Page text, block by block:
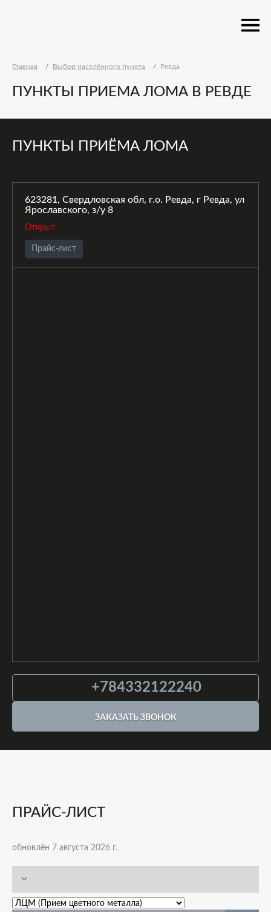
Главная Выбор населённого пункта Ревда
ПУНКТЫ ПРИЕМА ЛОМА В РЕВДЕ
ПУНКТЫ ПРИЁМА ЛОМА
623281, Свердловская обл, г.о. Ревда, г Ревда, ул
Ярославского, з/у 8
Открыт
Прайс-лист
+784332122240
ЗАКАЗАТЬ ЗВОНОК
ПРАЙС-ЛИСТ
обновлён 7 августа 2026 г.